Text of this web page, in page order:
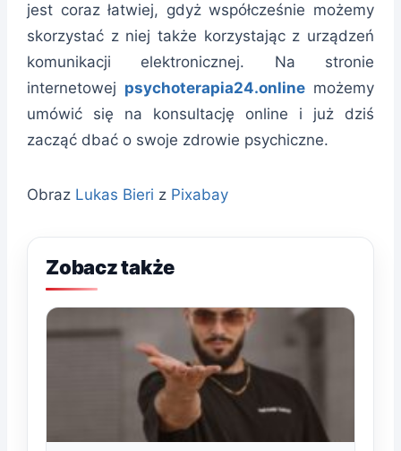
jest coraz łatwiej, gdyż współcześnie możemy
skorzystać z niej także korzystając z urządzeń
komunikacji elektronicznej. Na stronie
internetowej psychoterapia24.online możemy
umówić się na konsultację online i już dziś
zacząć dbać o swoje zdrowie psychiczne.
Obraz Lukas Bieri z Pixabay
Zobacz także